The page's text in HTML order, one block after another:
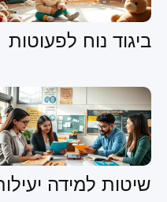
ביגוד נוח לפעוטות
שיטות למידה יעילות